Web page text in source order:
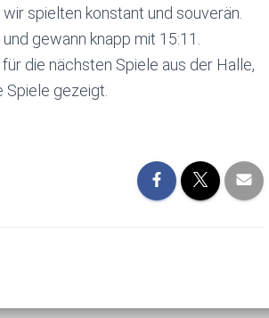
spielten konstant und souverän.
gewann knapp mit 15:11.
die nächsten Spiele aus der Halle,
gezeigt.